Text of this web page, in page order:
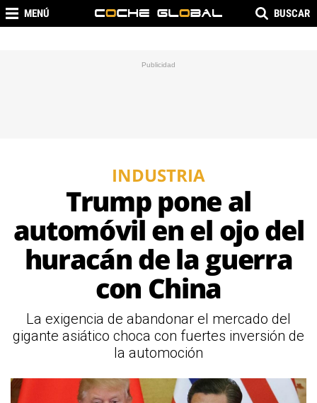
MENÚ BUSCAR
INDUSTRIA
Trump pone al
automóvil en el ojo del
huracán de la guerra
con China
La exigencia de abandonar el mercado del
gigante asiático choca con fuertes inversión de
la automoción